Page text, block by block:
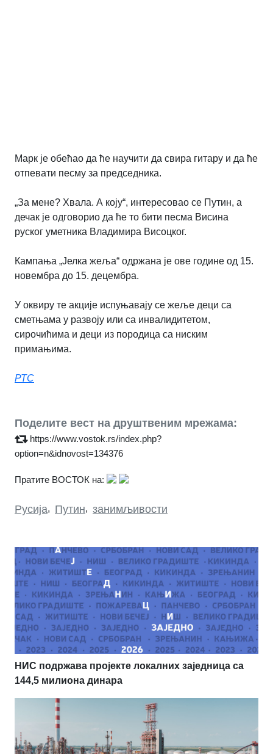
Марк је обећао да ће научити да свира гитару и да ће
отпевати песму за председника.
„За мене? Хвала. А коју“, интересовао се Путин, а
дечак је одговорио да ће то бити песма Висина
руског уметника Владимира Висоцког.
Кампања „Јелка жеља“ одржана је ове године од 15.
новембра до 15. децембра.
У оквиру те акције испуњавају се жеље деци са
сметњама у развоју или са инвалидитетом,
сирочићима и деци из породица са ниским
примањима.
РТС
Поделите вест на друштвеним мрежама:
https://www.vostok.rs/index.php?
option=n&idnovost=134376
Пратите ВОСТОК на:
Русија, Путин, занимљивости
НИС подржава пројекте локалних заједница са
144,5 милиона динара